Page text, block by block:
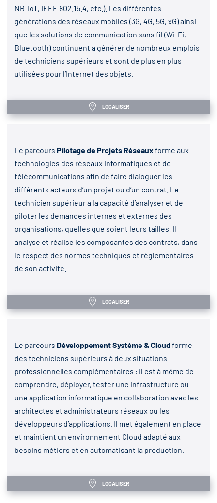
NB-IoT, IEEE 802.15.4, etc.). Les différentes
générations des réseaux mobiles (3G, 4G, 5G, xG) ainsi
que les solutions de communication sans fil (Wi-Fi,
Bluetooth) continuent à générer de nombreux emplois
de techniciens supérieurs et sont de plus en plus
utilisées pour l’Internet des objets.
LOCALISER
Le parcours Pilotage de Projets Réseaux forme aux
technologies des réseaux informatiques et de
télécommunications afin de faire dialoguer les
différents acteurs d’un projet ou d’un contrat. Le
technicien supérieur a la capacité d’analyser et de
piloter les demandes internes et externes des
organisations, quelles que soient leurs tailles. Il
analyse et réalise les composantes des contrats, dans
le respect des normes techniques et réglementaires
de son activité.
LOCALISER
Le parcours Développement Système & Cloudforme
des techniciens supérieurs à deux situations
professionnelles complémentaires : il est à même de
comprendre, déployer, tester une infrastructure ou
une application informatique en collaboration avec les
architectes et administrateurs réseaux ou les
développeurs d’applications. Il met également en place
et maintient un environnement Cloud adapté aux
besoins métiers et en automatisant la production.
LOCALISER